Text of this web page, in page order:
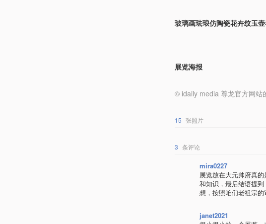
玻璃画珐琅仿陶瓷花卉纹玉
展览海报
© idaily media 尊龙官方网站
15 张照片
3 条评论
mira0227
展览放在大元帅府真
和知识，最后结语提
想，按照咱们老祖宗
janet2021